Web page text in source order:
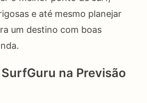
e até mesmo planejar
um destino com boas
na Previsão